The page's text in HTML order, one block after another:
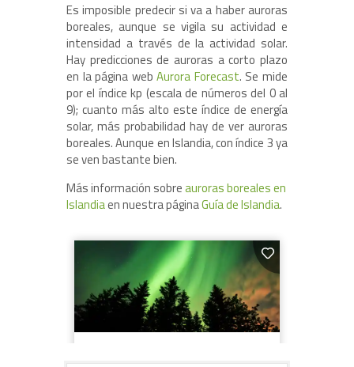
Es imposible predecir si va a haber auroras
boreales, aunque se vigila su actividad e
intensidad a través de la actividad solar.
Hay predicciones de auroras a corto plazo
en la página webAurora Forecast. Se mide
por el índice kp (escala de números del 0 al
9); cuanto más alto este índice de energía
solar, más probabilidad hay de ver auroras
boreales. Aunque en Islandia, con índice 3 ya
se ven bastante bien.
Más información sobreauroras boreales en
Islandiaen nuestra páginaGuía de Islandia.